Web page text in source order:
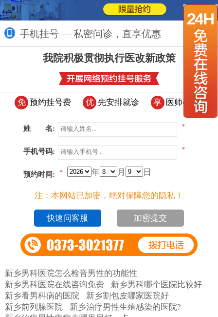
手机挂号 — 私密问诊，直享优惠 更多>>
我院积极贯彻执行医改新政策
免 预约挂号费 优 先安排就诊 享 医师会诊
姓 名: *
手机号码: *
预约时间: 年 月 日
*
注：本网站已加密，绝对保障您的隐私！
加密提交
新乡男科医院怎么检音男性的功能性
新乡男科医院在线咨询免费
新乡男科哪个医院比较好
新乡看男科病的医院
新乡割包皮哪家医院好
新乡前列腺医院
新乡治疗男性生殖感染的医院?